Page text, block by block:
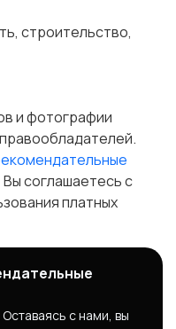
Спорт и красота
Строительство и
ремонт
Управление
недвижимостью
строительство,
и фотографии
Вы соглашаетесь c
платных
сервиса
Пользовательское
услуги
программа
с нами, вы